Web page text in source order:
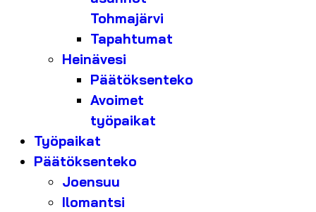
Tohmajärvi
Tapahtumat
Heinävesi
Päätöksenteko
Avoimet
työpaikat
Työpaikat
Päätöksenteko
Joensuu
Ilomantsi